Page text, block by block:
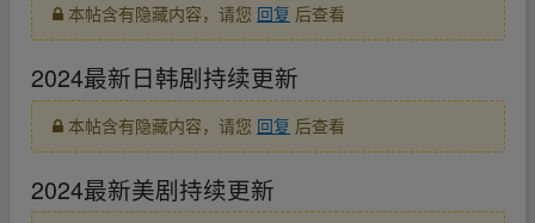
本帖含有隐藏内容，请您 回复 后查看
2024最新日韩剧持续更新
本帖含有隐藏内容，请您 回复 后查看
2024最新美剧持续更新